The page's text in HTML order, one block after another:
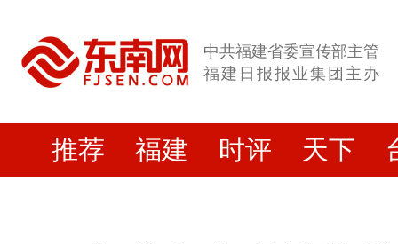
中共福建省委宣传部主管
福建日报报业集团主办
推荐 福建 时评 天下